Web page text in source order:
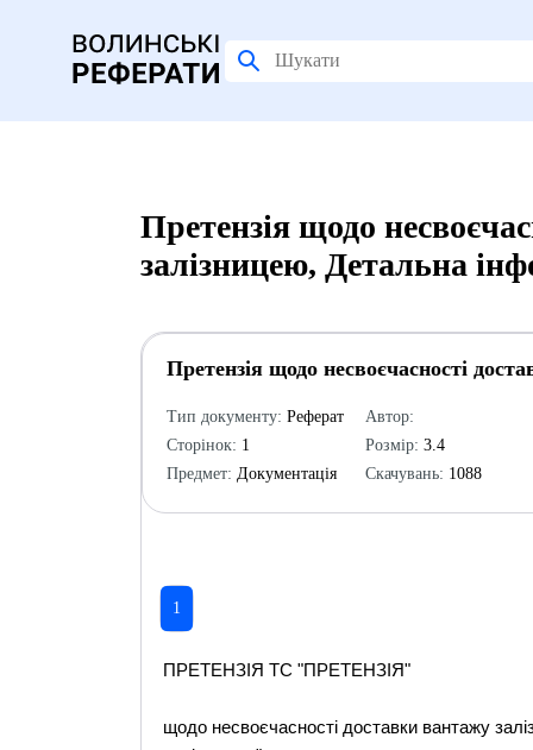
Претензія щодо
залізницею, Детальна
Претензія щодо несвоєчасності
Тип документу: Реферат
Сторінок: 1
Предмет: Документація
Автор:
Розмір: 3.4
Скачувань: 1088
1
ПРЕТЕНЗІЯ TC "ПРЕТЕНЗІЯ"
щодо несвоєчасності доставки вантажу